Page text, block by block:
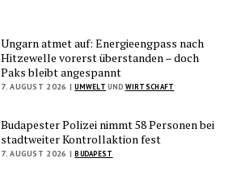
Ungarn atmet auf: Energieengpass nach
Hitzewelle vorerst überstanden – doch
Paks bleibt angespannt
7. AUGUST 2026 | UMWELT UND WIRTSCHAFT
Budapester Polizei nimmt 58 Personen bei
stadtweiter Kontrollaktion fest
7. AUGUST 2026 | BUDAPEST